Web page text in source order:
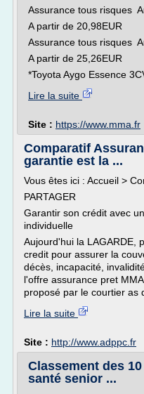
Assurance tous risques
A partir de 20,98EUR
Assurance tous risques
A partir de 25,26EUR
*Toyota Aygo Essence
Lire la suite
Site : https://www.mma.fr
Comparatif
garantie est la ...
Vous êtes ici : Accueil >
PARTAGER
Garantir son crédit avec
individuelle
Aujourd'hui la LAGARDE,
credit pour assurer la
décès, incapacité,
l'offre assurance pret
proposé par le courtier as
Lire la suite
Site : http://www.adppc.fr
Classement des
santé senior ...